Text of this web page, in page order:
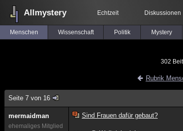
Allmystery Echtzeit Diskussionen
Menschen Wissenschaft Politik Mystery
302
Rubrik
Seite 7 von 16
mermaidman
ehemaliges Mitglied
Sind Frauen dafür gebaut?